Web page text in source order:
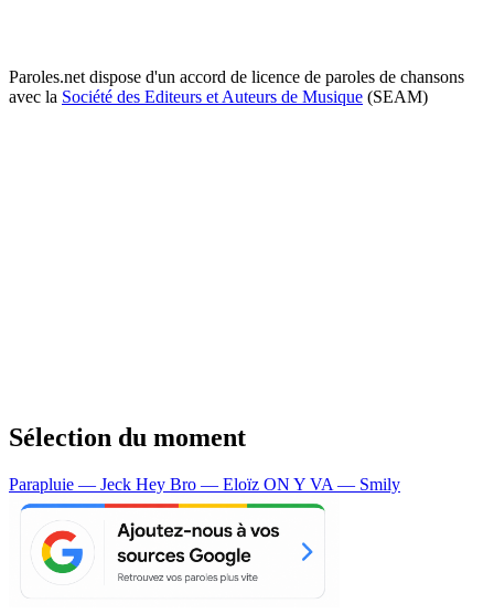
Paroles.net dispose d'un accord de licence de paroles de chansons
avec la Société des Editeurs et Auteurs de Musique (SEAM)
Sélection du moment
Parapluie — Jeck Hey Bro — Eloïz ON Y VA — Smily